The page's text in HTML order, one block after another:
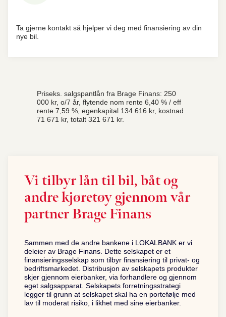
Ta gjerne kontakt så hjelper vi deg med finansiering av din
nye bil.
Priseks. salgspantlån fra Brage Finans: 250
000 kr, o/7 år, flytende nom rente 6,40 % / eff
rente 7,59 %, egenkapital 134 616 kr, kostnad
71 671 kr, totalt 321 671 kr.
Vi tilbyr lån til bil, båt og
andre kjøretøy gjennom vår
partner Brage Finans
Sammen med de andre bankene i LOKALBANK er vi
deleier av Brage Finans. Dette selskapet er et
finansieringsselskap som tilbyr finansiering til privat- og
bedriftsmarkedet. Distribusjon av selskapets produkter
skjer gjennom eierbanker, via forhandlere og gjennom
eget salgsapparat. Selskapets forretningsstrategi
legger til grunn at selskapet skal ha en portefølje med
lav til moderat risiko, i likhet med sine eierbanker.